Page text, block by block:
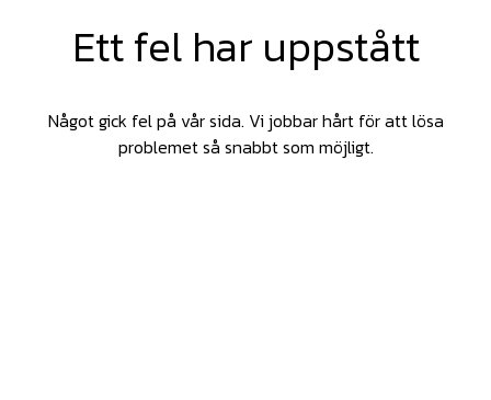
Ett fel har uppstått
Något gick fel på vår sida. Vi jobbar hårt för att lösa
problemet så snabbt som möjligt.